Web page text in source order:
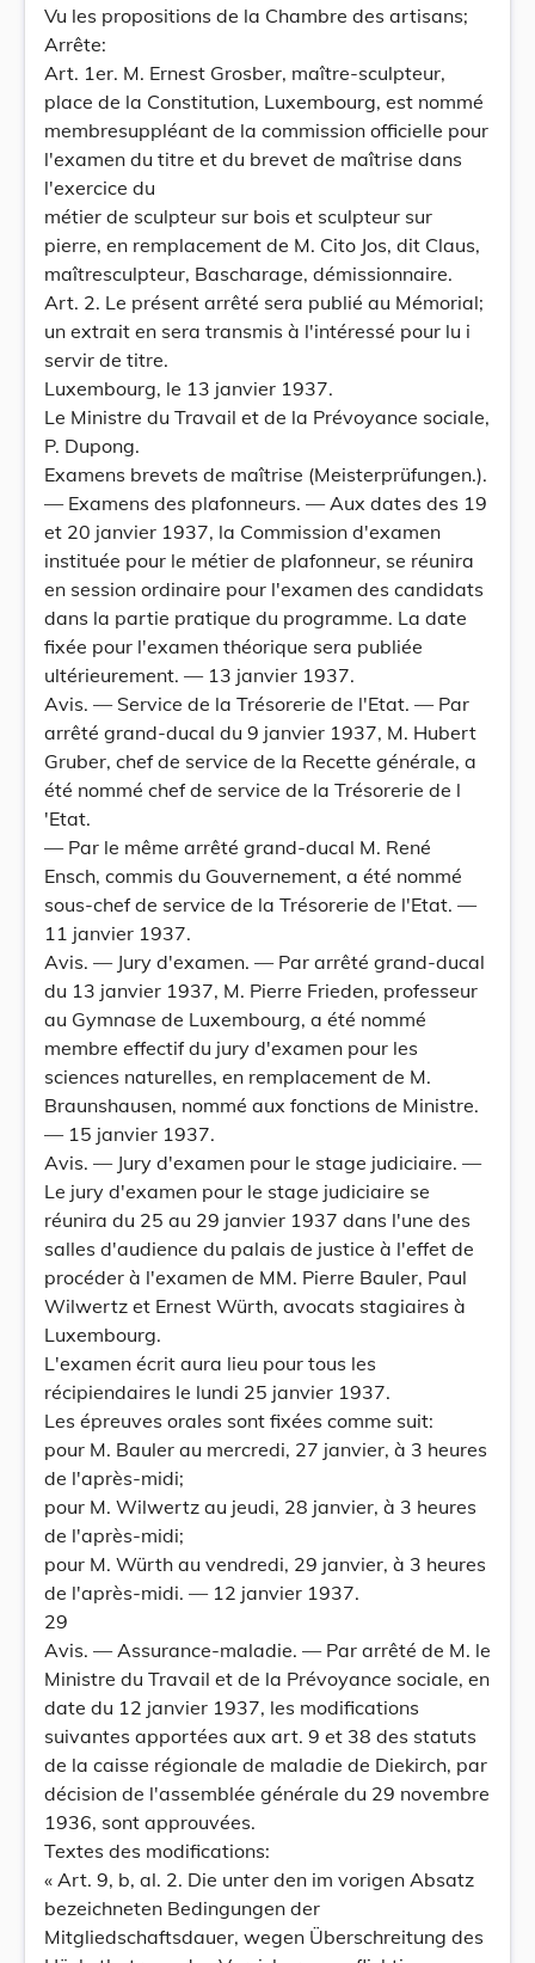
Vu les propositions de la Chambre des artisans;
Arrête:
Art. 1er. M. Ernest Grosber, maître-sculpteur,
place de la Constitution, Luxembourg, est nommé
membresuppléant de la commission officielle pour
l'examen du titre et du brevet de maîtrise dans
l'exercice du
métier de sculpteur sur bois et sculpteur sur
pierre, en remplacement de M. Cito Jos, dit Claus,
maîtresculpteur, Bascharage, démissionnaire.
Art. 2. Le présent arrêté sera publié au Mémorial;
un extrait en sera transmis à l'intéressé pour lu i
servir de titre.
Luxembourg, le 13 janvier 1937.
Le Ministre du Travail et de la Prévoyance sociale,
P. Dupong.
Examens brevets de maîtrise (Meisterprüfungen.).
— Examens des plafonneurs. — Aux dates des 19
et 20 janvier 1937, la Commission d'examen
instituée pour le métier de plafonneur, se réunira
en session ordinaire pour l'examen des candidats
dans la partie pratique du programme. La date
fixée pour l'examen théorique sera publiée
ultérieurement. — 13 janvier 1937.
Avis. — Service de la Trésorerie de l'Etat. — Par
arrêté grand-ducal du 9 janvier 1937, M. Hubert
Gruber, chef de service de la Recette générale, a
été nommé chef de service de la Trésorerie de l
'Etat.
— Par le même arrêté grand-ducal M. René
Ensch, commis du Gouvernement, a été nommé
sous-chef de service de la Trésorerie de l'Etat. —
11 janvier 1937.
Avis. — Jury d'examen. — Par arrêté grand-ducal
du 13 janvier 1937, M. Pierre Frieden, professeur
au Gymnase de Luxembourg, a été nommé
membre effectif du jury d'examen pour les
sciences naturelles, en remplacement de M.
Braunshausen, nommé aux fonctions de Ministre.
— 15 janvier 1937.
Avis. — Jury d'examen pour le stage judiciaire. —
Le jury d'examen pour le stage judiciaire se
réunira du 25 au 29 janvier 1937 dans l'une des
salles d'audience du palais de justice à l'effet de
procéder à l'examen de MM. Pierre Bauler, Paul
Wilwertz et Ernest Würth, avocats stagiaires à
Luxembourg.
L'examen écrit aura lieu pour tous les
récipiendaires le lundi 25 janvier 1937.
Les épreuves orales sont fixées comme suit:
pour M. Bauler au mercredi, 27 janvier, à 3 heures
de l'après-midi;
pour M. Wilwertz au jeudi, 28 janvier, à 3 heures
de l'après-midi;
pour M. Würth au vendredi, 29 janvier, à 3 heures
de l'après-midi. — 12 janvier 1937.
29
Avis. — Assurance-maladie. — Par arrêté de M. le
Ministre du Travail et de la Prévoyance sociale, en
date du 12 janvier 1937, les modifications
suivantes apportées aux art. 9 et 38 des statuts
de la caisse régionale de maladie de Diekirch, par
décision de l'assemblée générale du 29 novembre
1936, sont approuvées.
Textes des modifications:
« Art. 9, b, al. 2. Die unter den im vorigen Absatz
bezeichneten Bedingungen der
Mitgliedschaftsdauer, wegen Überschreitung des